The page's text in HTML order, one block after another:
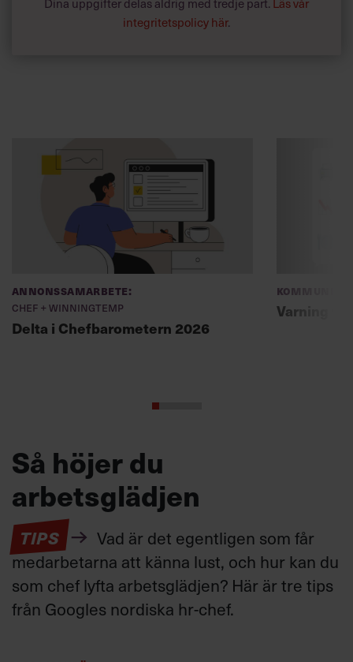
integritetspolicy här.
Annonssamarbete:
Chef + Winningtemp
Delta i Chefbarometern 2026
Varning
Så höjer du
arbetsglädjen
TIPS
Vad är det egentligen som får
medarbetarna att känna lust, och hur kan du
som chef lyfta arbetsglädjen? Här är tre tips
från Googles nordiska hr-chef.